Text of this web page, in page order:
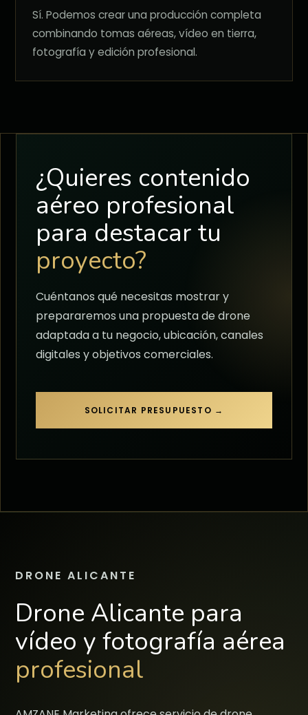
Sí. Podemos crear una producción completa
combinando tomas aéreas, vídeo en tierra,
fotografía y edición profesional.
¿Quieres contenido
aéreo profesional
para destacar tu
proyecto?
Cuéntanos qué necesitas mostrar y
prepararemos una propuesta de drone
adaptada a tu negocio, ubicación, canales
digitales y objetivos comerciales.
SOLICITAR PRESUPUESTO →
DRONE ALICANTE
Drone Alicante para
vídeo y fotografía aérea
profesional